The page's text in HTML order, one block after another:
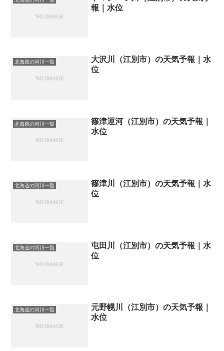
報｜水位
北海道の河川一覧
大沢川（江別市）の天気予報｜水
位
北海道の河川一覧
篠津運河（江別市）の天気予報｜
水位
北海道の河川一覧
篠津川（江別市）の天気予報｜水
位
北海道の河川一覧
屯田川（江別市）の天気予報｜水
位
北海道の河川一覧
元野幌川（江別市）の天気予報｜
水位